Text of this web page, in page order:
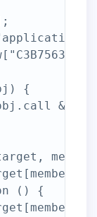
{
&&
() {